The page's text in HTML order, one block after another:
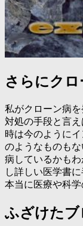
さらにクロ
私がクローン病
対処の手段と言
時は今のように
のようなものも
病しているかも
し詳しい医学書
本当に医療や科学
ふざけた